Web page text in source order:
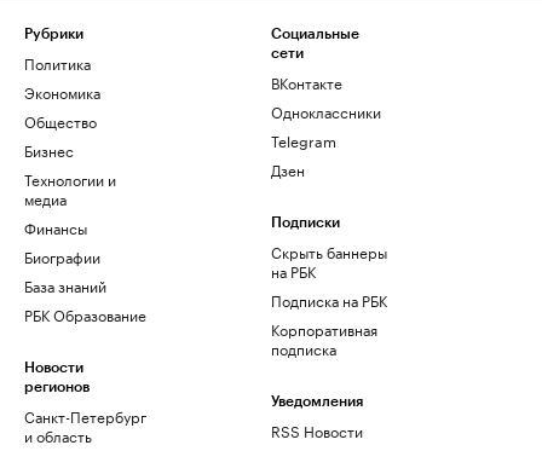
Рубрики
Политика
Экономика
Общество
Бизнес
Технологии и
медиа
Финансы
Биографии
База знаний
РБК Образование
Новости
регионов
Санкт-Петербург
и область
Социальные
сети
ВКонтакте
Одноклассники
Telegram
Дзен
Подписки
Скрыть баннеры
на РБК
Подписка на РБК
Корпоративная
подписка
Уведомления
RSS Новости